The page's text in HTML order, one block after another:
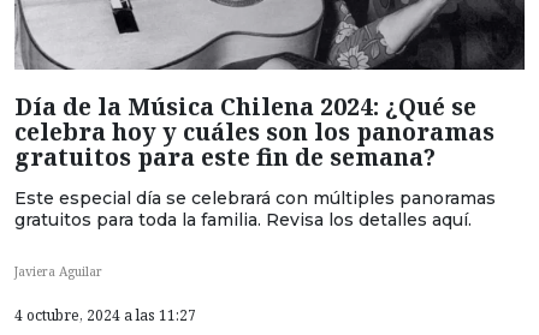
Día de la Música Chilena 2024: ¿Qué se
celebra hoy y cuáles son los panoramas
gratuitos para este fin de semana?
Este especial día se celebrará con múltiples panoramas
gratuitos para toda la familia. Revisa los detalles aquí.
Javiera Aguilar
4 octubre, 2024 a las 11:27